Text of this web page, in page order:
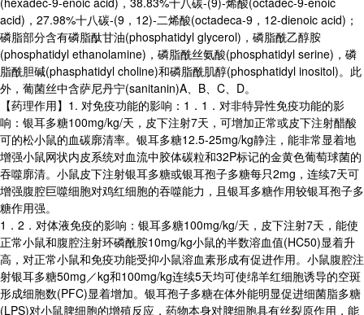
acid)，27.98%十八碳-(9，12)-二烯酸(octadeca-9，12-dienoic acid)；
磷脂部分含有磷脂酞甘油(phosphatidyl glycerol)，磷脂酰乙醇胺
(phosphatidyl ethanolamine)，磷脂酰丝氨酸(phosphatidyl serine)，磷
脂酰胆碱(phasphatidyl choline)和磷脂酰肌醇(phosphatidyl inositol)。此
外，葡菌丝中含萨尼丹宁(sanitanin)A、B、C、D。
【药理作用】1. 对免疫功能的影响：1．1．对非特异性免疫功能的影
响：银耳多糖100mg/kg/天，皮下注射7天，可增加正常或皮下注射醋酸
可的松小鼠的血碳廓清率。银耳多糖12.5-25mg/kg静注，能非常显着地
增强小鼠网状内皮系统对血流中胶体碳粒和32P标记的金黄色葡萄球菌的
吞噬廓清。小鼠皮下注射银耳多糖或银耳孢子多糖每只2mg，连续7天可
增强腹腔巨噬细胞对鸡红细胞的吞噬能力，且银耳多糖作用较银耳孢子多
糖作用强。
1．2．对体液免疫的影响：银耳多糖100mg/kg/天，皮下注射7天，能使
正常小鼠和腹腔注射环磷酰胺10mg/kg小鼠的半数溶血值(HC50)显着升
高，对正常小鼠和免疫功能受抑小鼠溶血素形成有促进作用。小鼠腹腔注
射银耳多糖50mg／kg和100mg/kg连续5天均可使绵羊红细胞诱导的空斑
形成细胞数(PFC)显着增加。银耳孢子多糖在体外能明显促进细菌脂多糖
(LPS)对小鼠脾细胞的增殖反应，药物本身对脾细胞具有丝裂原作用，能